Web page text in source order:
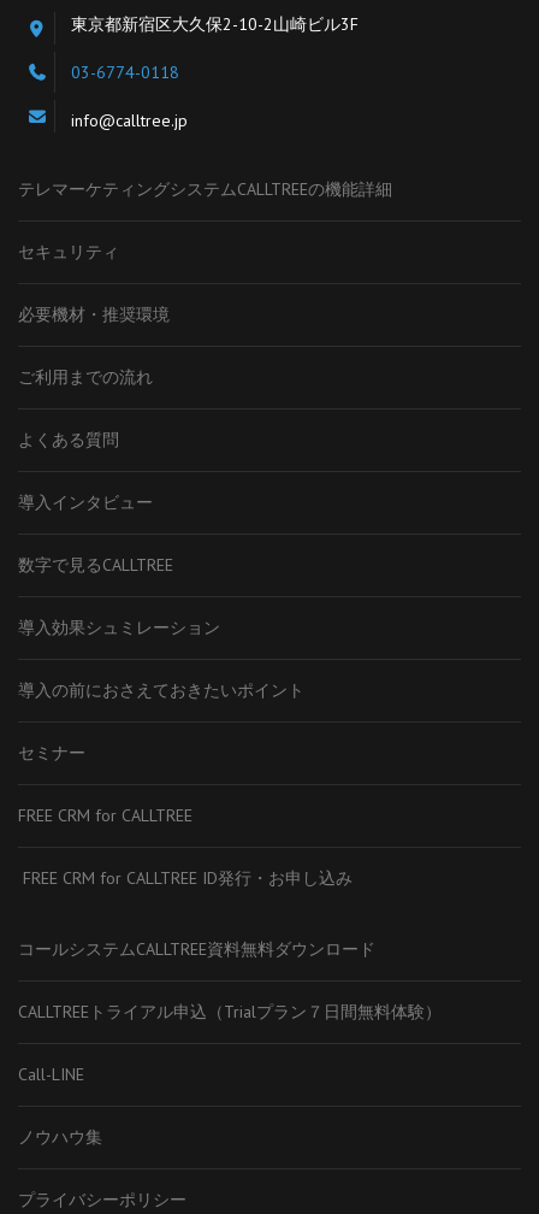
東京都新宿区大久保2-10-2山崎ビル3F
03-6774-0118
info@calltree.jp
テレマーケティングシステムCALLTREEの機能詳細
セキュリティ
必要機材・推奨環境
ご利用までの流れ
よくある質問
導入インタビュー
数字で見るCALLTREE
導入効果シュミレーション
導入の前におさえておきたいポイント
セミナー
FREE CRM for CALLTREE
FREE CRM for CALLTREE ID発行・お申し込み
コールシステムCALLTREE資料無料ダウンロード
CALLTREEトライアル申込（Trialプラン７日間無料体験）
Call-LINE
ノウハウ集
プライバシーポリシー